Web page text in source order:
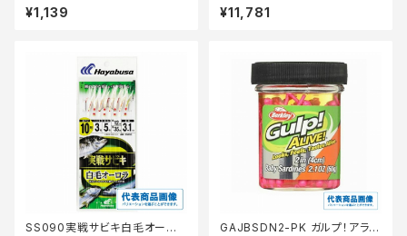
¥1,139 ¥11,781
SS090実戦サビキ白毛オーロ
GAJBSDN2-PK ガルプ！アライ